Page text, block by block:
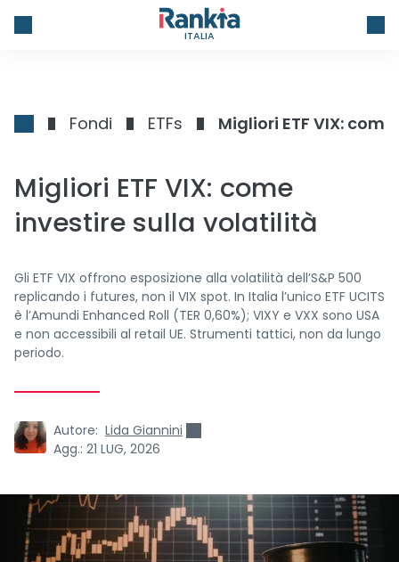
ITALIA
Fondi ETFs Migliori ETF VIX:
Migliori ETF VIX: come
investire sulla volatilità
Gli ETF VIX offrono esposizione alla volatilità dell’S&P 500
replicando i futures, non il VIX spot. In Italia l’unico ETF UCITS
è l’Amundi Enhanced Roll (TER 0,60%); VIXY e VXX sono USA
e non accessibili al retail UE. Strumenti tattici, non da lungo
periodo.
Autore: Lida Giannini
Agg.: 21 LUG, 2026